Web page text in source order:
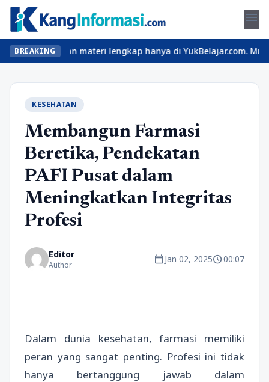
menu
BREAKING
seru dan materi lengkap hanya di YukBelajar.com. Mulai
KESEHATAN
Membangun Farmasi
Beretika, Pendekatan
PAFI Pusat dalam
Meningkatkan Integritas
Profesi
Editor
Author calendar_todayJan 02, 2025schedule00:07
Dalam dunia kesehatan, farmasi memiliki
peran yang sangat penting. Profesi ini tidak
hanya bertanggung jawab dalam